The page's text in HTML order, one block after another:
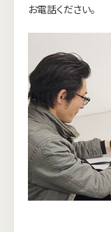
お電話ください。